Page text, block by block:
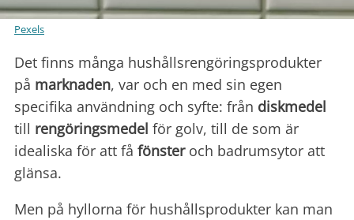
Pexels
Det finns många hushållsrengöringsprodukter
på marknaden, var och en med sin egen
specifika användning och syfte: från diskmedel
till rengöringsmedel för golv, till de som är
idealiska för att få fönsteroch badrumsytor att
glänsa.
Men på hyllorna för hushållsprodukter kan man